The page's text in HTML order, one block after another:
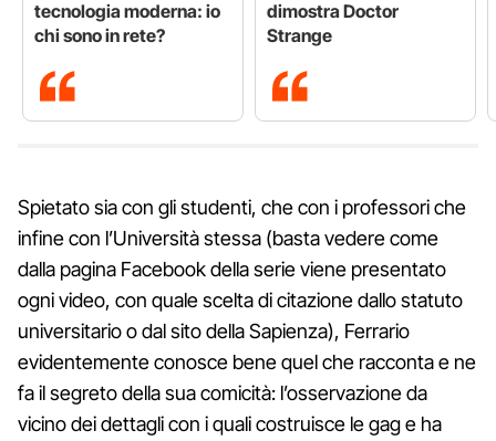
tecnologia moderna: io
chi sono in rete?
dimostra Doctor
Strange
Spietato sia con gli studenti, che con i professori che
infine con l’Università stessa (basta vedere come
dalla pagina Facebook della serie viene presentato
ogni video, con quale scelta di citazione dallo statuto
universitario o dal sito della Sapienza), Ferrario
evidentemente conosce bene quel che racconta e ne
fa il segreto della sua comicità: l’osservazione da
vicino dei dettagli con i quali costruisce le gag e ha